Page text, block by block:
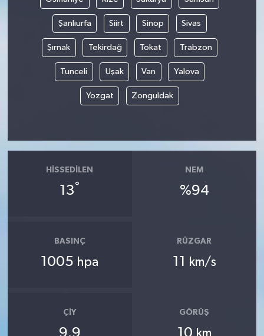
Şanlıurfa Siirt Sinop Sivas
Şırnak Tekirdağ Tokat Trabzon
Tunceli Uşak Van Yalova
Yozgat Zonguldak
HISSEDILEN
13°
NEM
%94
BASINÇ
1005 hpa
RÜZGAR
11 km/s
ÇIY
9.9
GÖRÜŞ
10